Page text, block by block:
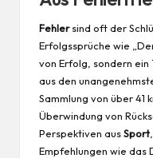
Fehlersind oft der
Erfolgssprüche wie
von Erfolg, sondern ein
aus den
Sammlung von über 41
Überwindung von
Perspektiven ausSport
Empfehlungen wie das